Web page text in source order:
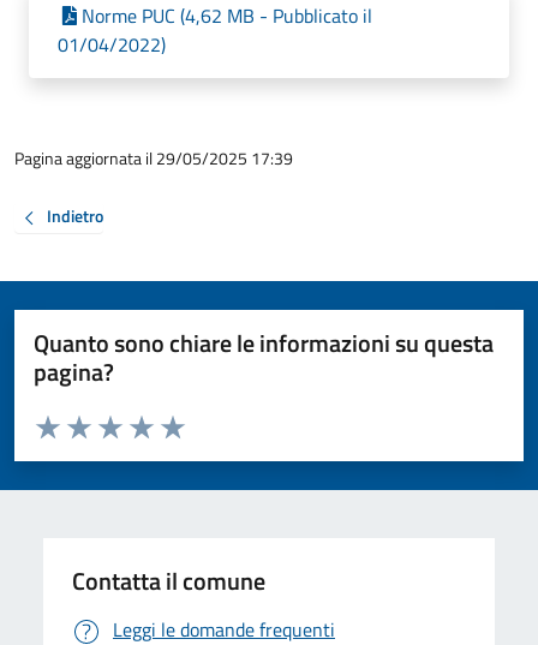
Norme PUC (4,62 MB - Pubblicato il
01/04/2022)
Pagina aggiornata il 29/05/2025 17:39
Indietro
Quanto sono chiare le informazioni su questa
pagina?
Valuta da 1 a 5 stelle la pagina
Valuta 5 stelle su 5
Valuta 4 stelle su 5
Valuta 3 stelle su 5
Valuta 2 stelle su 5
Valuta 1 stelle su 5
Contatta il comune
Leggi le domande frequenti